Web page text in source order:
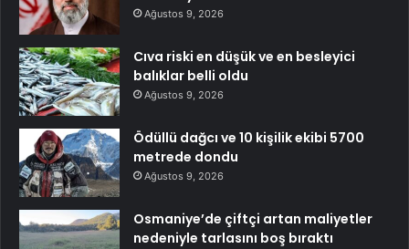
Ağustos 9, 2026
Cıva riski en düşük ve en besleyici
balıklar belli oldu
Ağustos 9, 2026
Ödüllü dağcı ve 10 kişilik ekibi 5700
metrede dondu
Ağustos 9, 2026
Osmaniye’de çiftçi artan maliyetler
nedeniyle tarlasını boş bıraktı